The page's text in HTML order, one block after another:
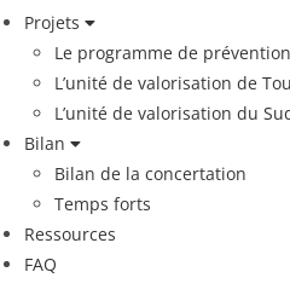
Projets
Le programme de
L’unité de valorisation de
L’unité de valorisation du
Bilan
Bilan de la concertation
Temps forts
Ressources
FAQ